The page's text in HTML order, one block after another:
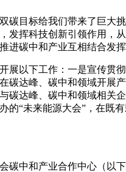
碳目标给我们带来了巨
发挥科技创新引领作用
进碳中和产业互相结合发挥
展以下工作：一是宣传
碳达峰、碳中和领域开
碳达峰、碳中和领域相
的“未来能源大会”，在
中和产业合作中心（以